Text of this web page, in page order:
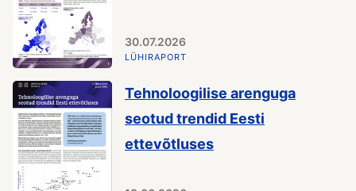
30.07.2026
LÜHIRAPORT
Tehnoloogilise arenguga
seotud trendid Eesti
ettevõtluses